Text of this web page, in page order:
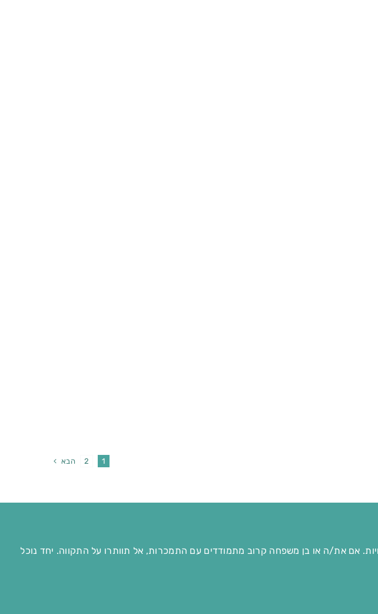
1
2 הבא
אם את/ה או בן משפחה קרוב מתמודדים עם התמכרות, אל תוותרו על התקווה. יחד נוכל